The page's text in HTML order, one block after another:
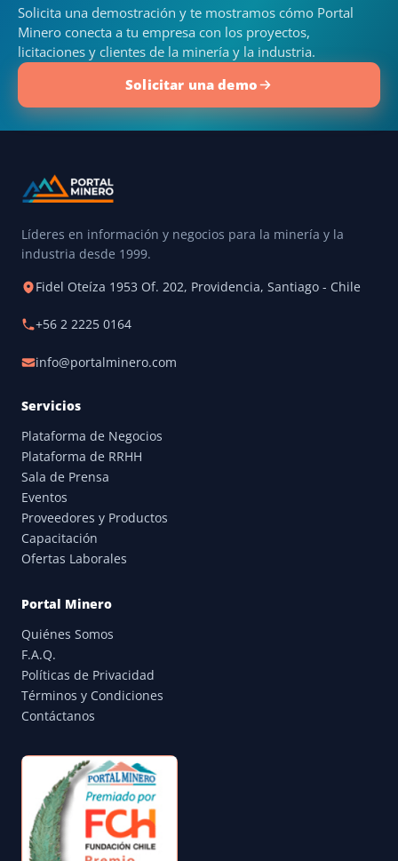
Solicita una demostración y te mostramos cómo Portal
Minero conecta a tu empresa con los proyectos,
licitaciones y clientes de la minería y la industria.
Solicitar una demo
Líderes en información y negocios para la minería y la
industria desde 1999.
Fidel Oteíza 1953 Of. 202, Providencia, Santiago - Chile
+56 2 2225 0164
info@portalminero.com
Servicios
Plataforma de Negocios
Plataforma de RRHH
Sala de Prensa
Eventos
Proveedores y Productos
Capacitación
Ofertas Laborales
Portal Minero
Quiénes Somos
F.A.Q.
Políticas de Privacidad
Términos y Condiciones
Contáctanos